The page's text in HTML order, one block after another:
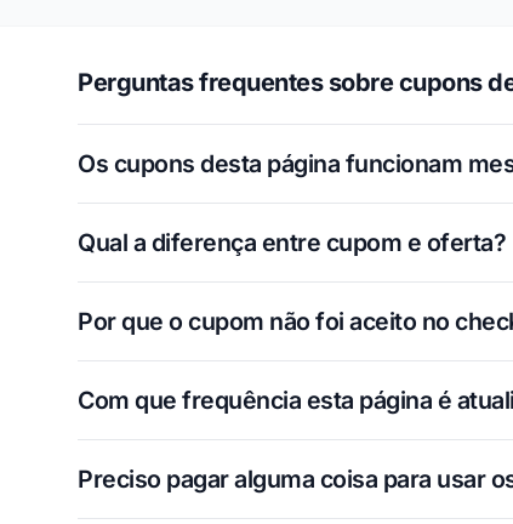
Perguntas frequentes sobre cupons
Os cupons desta página funcionam
Qual a diferença entre cupom e oferta?
Por que o cupom não foi aceito no
Com que frequência esta página é
Preciso pagar alguma coisa para usar